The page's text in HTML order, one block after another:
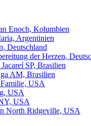
Enoch, Kolumbien
Argentinien
Deutschland
der Herzen,
SP, Brasilien
AM, Brasilien
USA
USA
USA
North Ridgeville, USA